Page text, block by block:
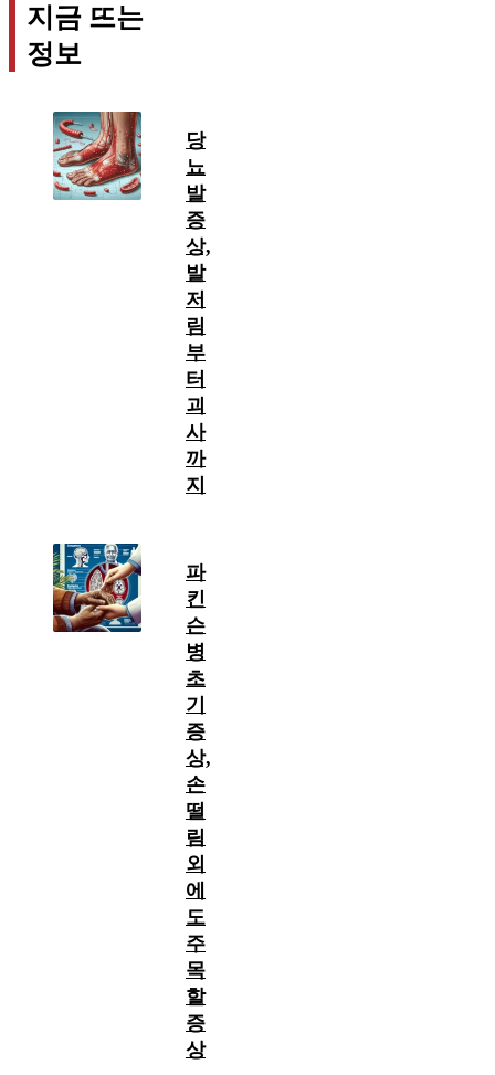
지금 뜨는
정보
당
뇨
발
증
상,
발
저
림
부
터
괴
사
까
지
파
킨
슨
병
초
기
증
상,
손
떨
림
외
에
도
주
목
할
증
상